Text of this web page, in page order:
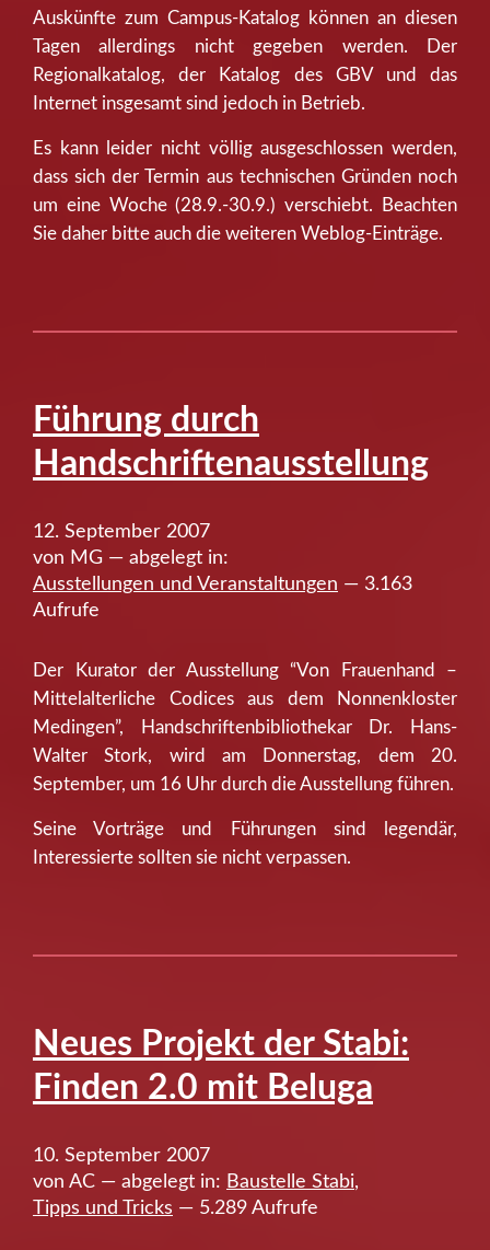
Auskünfte zum Campus-Katalog können an diesen
Tagen allerdings nicht gegeben werden. Der
Regionalkatalog, der Katalog des GBV und das
Internet insgesamt sind jedoch in Betrieb.
Es kann leider nicht völlig ausgeschlossen werden,
dass sich der Termin aus technischen Gründen noch
um eine Woche (28.9.-30.9.) verschiebt. Beachten
Sie daher bitte auch die weiteren Weblog-Einträge.
Führung durch
Handschriftenausstellung
12. September 2007
von MG — abgelegt in:
Ausstellungen und Veranstaltungen — 3.163
Aufrufe
Der Kurator der Ausstellung “Von Frauenhand –
Mittelalterliche Codices aus dem Nonnenkloster
Medingen”, Handschriftenbibliothekar Dr. Hans-
Walter Stork, wird am Donnerstag, dem 20.
September, um 16 Uhr durch die Ausstellung führen.
Seine Vorträge und Führungen sind legendär,
Interessierte sollten sie nicht verpassen.
Neues Projekt der Stabi:
Finden 2.0 mit Beluga
10. September 2007
von AC — abgelegt in: Baustelle Stabi,
Tipps und Tricks — 5.289 Aufrufe